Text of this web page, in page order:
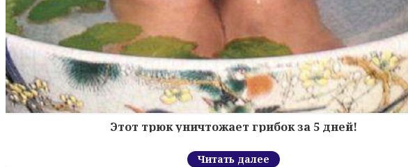
Этот трюк уничтожает грибок за 5 дней!
Читать далее